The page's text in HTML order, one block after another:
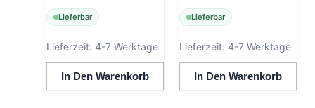
Lieferbar
Lieferzeit: 4-7 Werktage
In Den Warenkorb
Lieferbar
Lieferzeit: 4-7 Werktage
In Den Warenkorb